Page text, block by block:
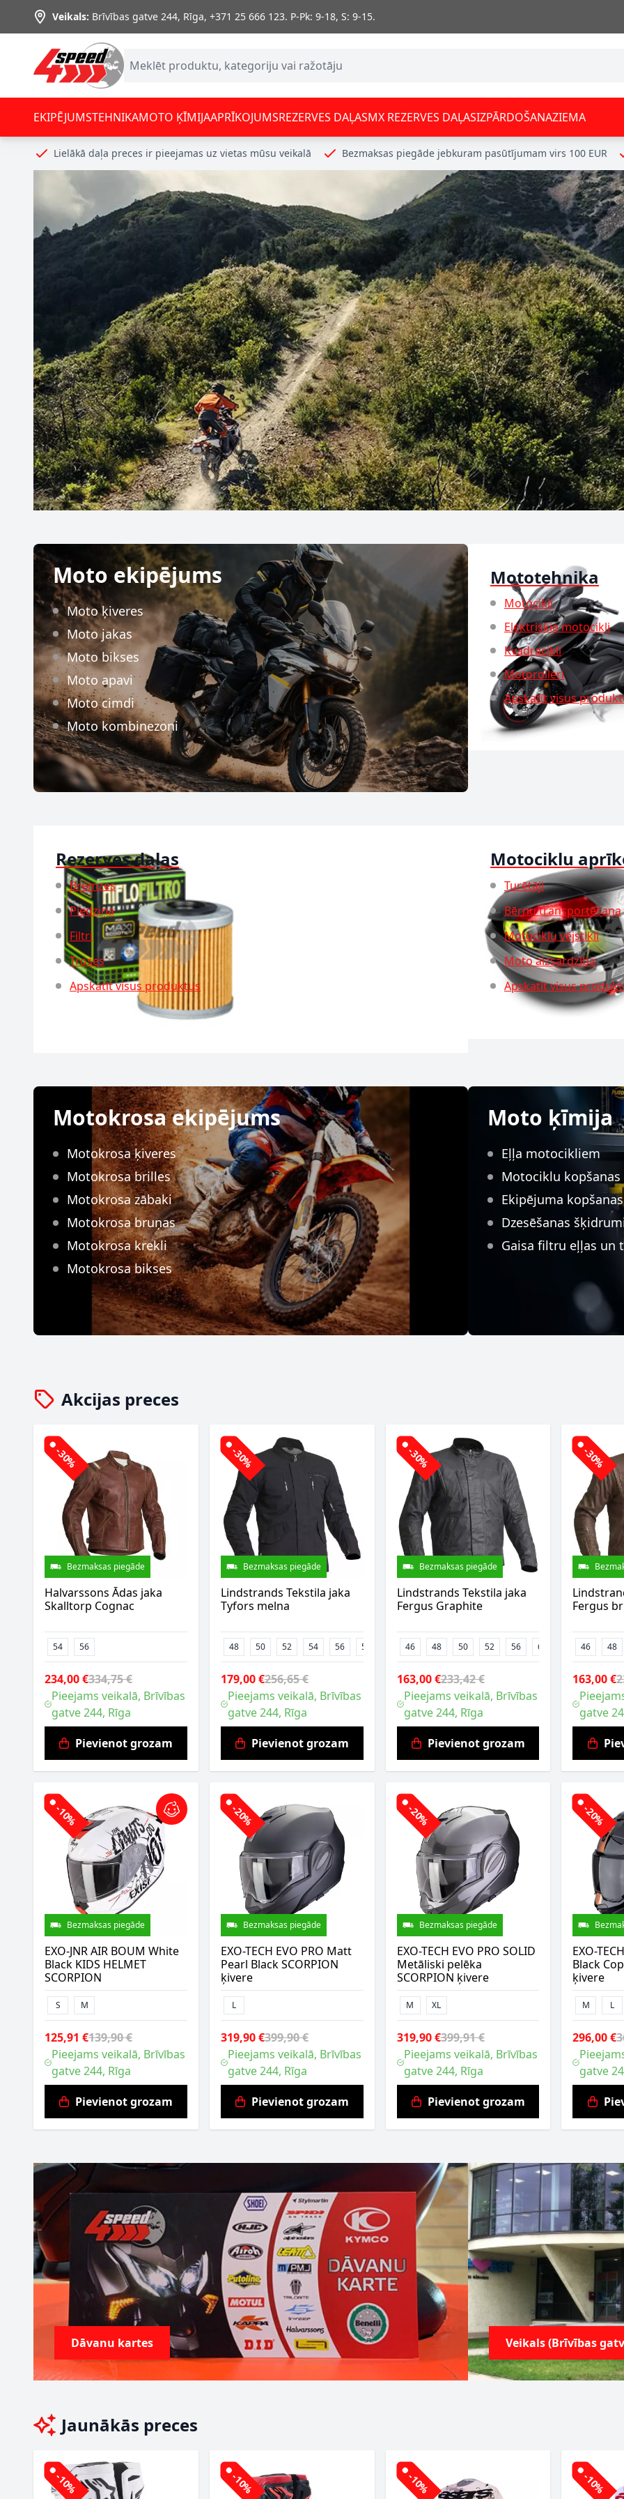
Skip to Content
Veikals: Brīvības gatve 244, Rīga, +371 25 666 123. P-Pk: 9-18, S: 9-15.
EKIPĒJUMSTEHNIKAMOTO ĶĪMIJAAPRĪKOJUMSREZERVES DAĻASMX REZERVES DAĻASIZPĀRDOŠANAZIEMA
Lielākā daļa preces ir pieejamas uz vietas mūsu veikalā Bezmaksas piegāde jebkuram pasūtījumam virs 100 EUR
Moto ekipējums
Moto ķiveres
Moto jakas
Moto bikses
Moto apavi
Moto cimdi
Moto kombinezoni
Mototehnika
Motocikli
Elektriskie motocikli
Kvadracikli
Motorolleri
Apskatīt visus
Rezerves daļas
Bremzes
Piedziņa
Filtri
Troses
Apskatīt visus produktus
Motociklu
Turētāji
Bērnu transportēšana
Motociklu vējstikli
Moto aizsardzība
Apskatīt visus
Motokrosa ekipējums
Motokrosa ķiveres
Motokrosa brilles
Motokrosa zābaki
Motokrosa bruņas
Motokrosa krekli
Motokrosa bikses
Moto ķīmija
Eļļa motocikliem
Motociklu
Ekipējuma
Dzesēšanas
Gaisa filtru eļļas un
Akcijas preces
-30%
Bezmaksas piegāde
Halvarssons Ādas jaka
Skalltorp Cognac
54 56
234,00 €334,75 €
Pieejams veikalā, Brīvības
gatve 244, Rīga
Pievienot grozam
-30%
Bezmaksas piegāde
Lindstrands Tekstila jaka
Tyfors melna
48 50 52 54 56 58
179,00 €256,65 €
Pieejams veikalā, Brīvības
gatve 244, Rīga
Pievienot grozam
-30%
Bezmaksas piegāde
Lindstrands Tekstila jaka
Fergus Graphite
46 48 50 52 56 62
163,00 €233,42 €
Pieejams veikalā, Brīvības
gatve 244, Rīga
Pievienot grozam
-30%
Fergus
46 48
163,00 €
gatve
-10%
Bezmaksas piegāde
EXO-JNR AIR BOUM White
Black KIDS HELMET
SCORPION
S M
125,91 €139,90 €
Pieejams veikalā, Brīvības
gatve 244, Rīga
Pievienot grozam
-20%
Bezmaksas piegāde
EXO-TECH EVO PRO Matt
Pearl Black SCORPION
ķivere
L
319,90 €399,90 €
Pieejams veikalā, Brīvības
gatve 244, Rīga
Pievienot grozam
-20%
Bezmaksas piegāde
EXO-TECH EVO PRO SOLID
Metāliski pelēka
SCORPION ķivere
M XL
319,90 €399,91 €
Pieejams veikalā, Brīvības
gatve 244, Rīga
Pievienot grozam
-20%
EXO-
Black
ķivere
M L
296,00 €
gatve
Dāvanu kartes Veikals (Brīvības
Jaunākās preces
-10% -10% -10% -10%